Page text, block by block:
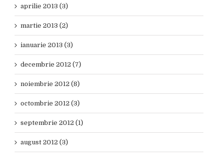
aprilie 2013 (3)
martie 2013 (2)
ianuarie 2013 (3)
decembrie 2012 (7)
noiembrie 2012 (8)
octombrie 2012 (3)
septembrie 2012 (1)
august 2012 (3)